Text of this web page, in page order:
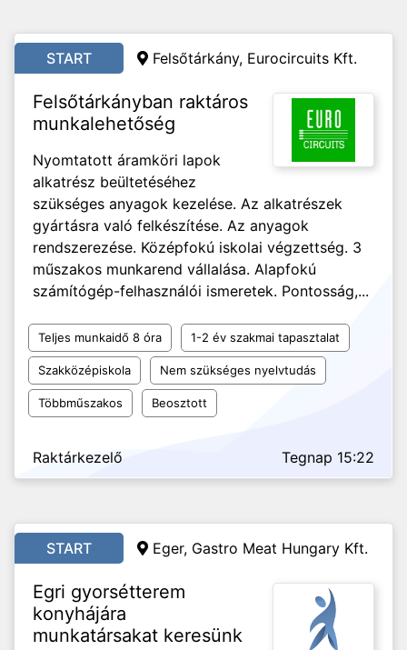
START Felsőtárkány, Eurocircuits Kft.
Felsőtárkányban raktáros
munkalehetőség
Nyomtatott áramköri lapok
alkatrész beültetéséhez
szükséges anyagok kezelése. Az alkatrészek
gyártásra való felkészítése. Az anyagok
rendszerezése. Középfokú iskolai végzettség. 3
műszakos munkarend vállalása. Alapfokú
számítógép-felhasználói ismeretek. Pontosság,...
Teljes munkaidő 8 óra 1-2 év szakmai tapasztalat
Szakközépiskola Nem szükséges nyelvtudás
Többműszakos Beosztott
Raktárkezelő Tegnap 15:22
START Eger, Gastro Meat Hungary Kft.
Egri gyorsétterem
konyhájára
munkatársakat keresünk